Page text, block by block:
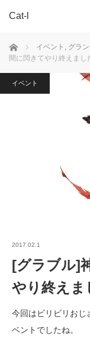
Cat-l
ホーム イベント , グラ
間に閃きてやり終えまし
イベント
2017.02.1
[グラブル]
やり終えま
今回はビリビリおじ
ベントでしたね。